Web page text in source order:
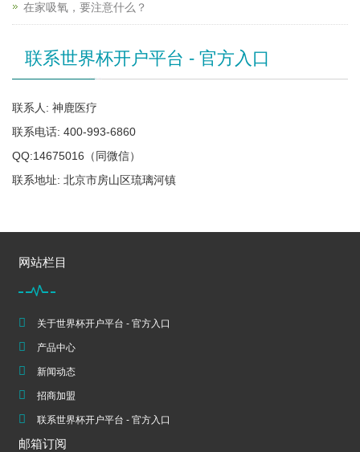
在家吸氧，要注意什么？
联系世界杯开户平台 - 官方入口
联系人: 神鹿医疗
联系电话: 400-993-6860
QQ:14675016（同微信）
联系地址: 北京市房山区琉璃河镇
网站栏目
关于世界杯开户平台 - 官方入口
产品中心
新闻动态
招商加盟
联系世界杯开户平台 - 官方入口
邮箱订阅